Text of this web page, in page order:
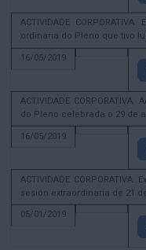
ACTIVIDADE
ordinaria do Pleno que tivo
16/05/2019
ACTIVIDADE
do Pleno celebrada o 29 de
16/05/2019
ACTIVIDADE
sesión extraordinaria de 21
05/01/2019